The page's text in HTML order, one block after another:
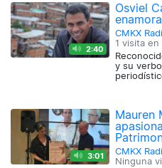
2:40
Osviel
CMKX
1 visita en
y su
3:01
Mauren
CMKX
Ninguna